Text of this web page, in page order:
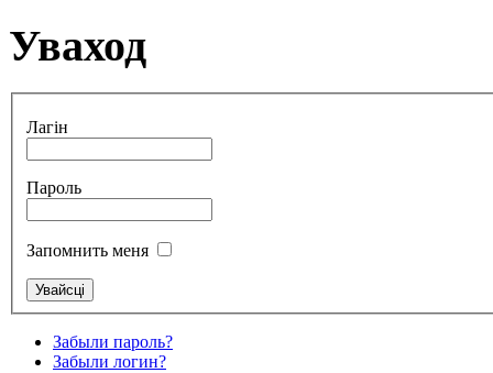
Уваход
Лагін
Пароль
Запомнить меня
Забыли пароль?
Забыли логин?